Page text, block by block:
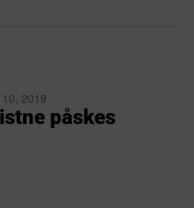
2019
påskes